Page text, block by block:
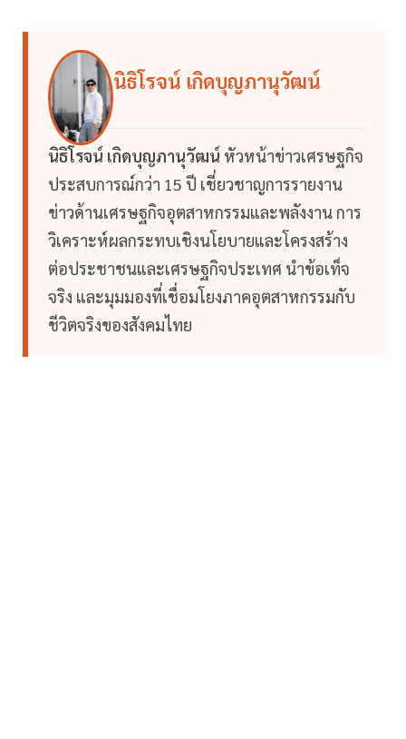
นิธิโรจน์ เกิดบุญภานุวัฒน์
นิธิโรจน์ เกิดบุญภานุวัฒน์ หัวหน้าข่าวเศรษฐกิจ
ประสบการณ์กว่า 15 ปี เชี่ยวชาญการรายงาน
ข่าวด้านเศรษฐกิจอุตสาหกรรมและพลังงาน การ
วิเคราะห์ผลกระทบเชิงนโยบายและโครงสร้าง
ต่อประชาชนและเศรษฐกิจประเทศ นำข้อเท็จ
จริง และมุมมองที่เชื่อมโยงภาคอุตสาหกรรมกับ
ชีวิตจริงของสังคมไทย